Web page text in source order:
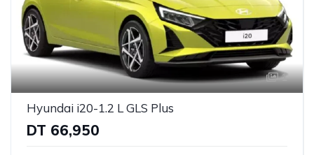
1
Hyundai i20-1.2 L GLS Plus
DT 66,950